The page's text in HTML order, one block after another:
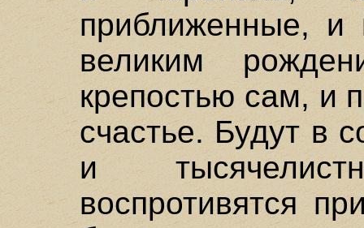
приближенные, и
великим
крепостью сам, и
счастье. Будут в
и
воспротивятся